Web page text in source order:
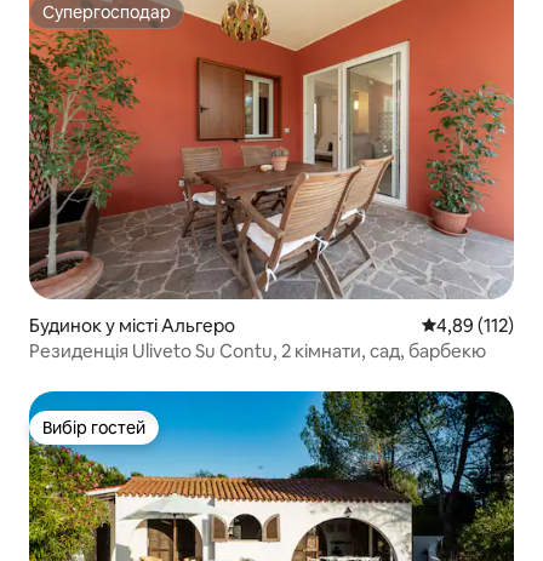
Супергосподар
Супергосподар
Будинок у місті Альгеро Середня
4,89 (112)
Резиденція Uliveto Su Contu, 2 кімнати, сад, барбекю
Вибір гостей
Вибір гостей